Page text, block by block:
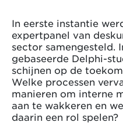
In eerste instantie
expertpanel van
sector samengesteld.
gebaseerde Delphi-
schijnen op de
Welke processen
manieren om interne
aan te wakkeren en
daarin een rol spelen?